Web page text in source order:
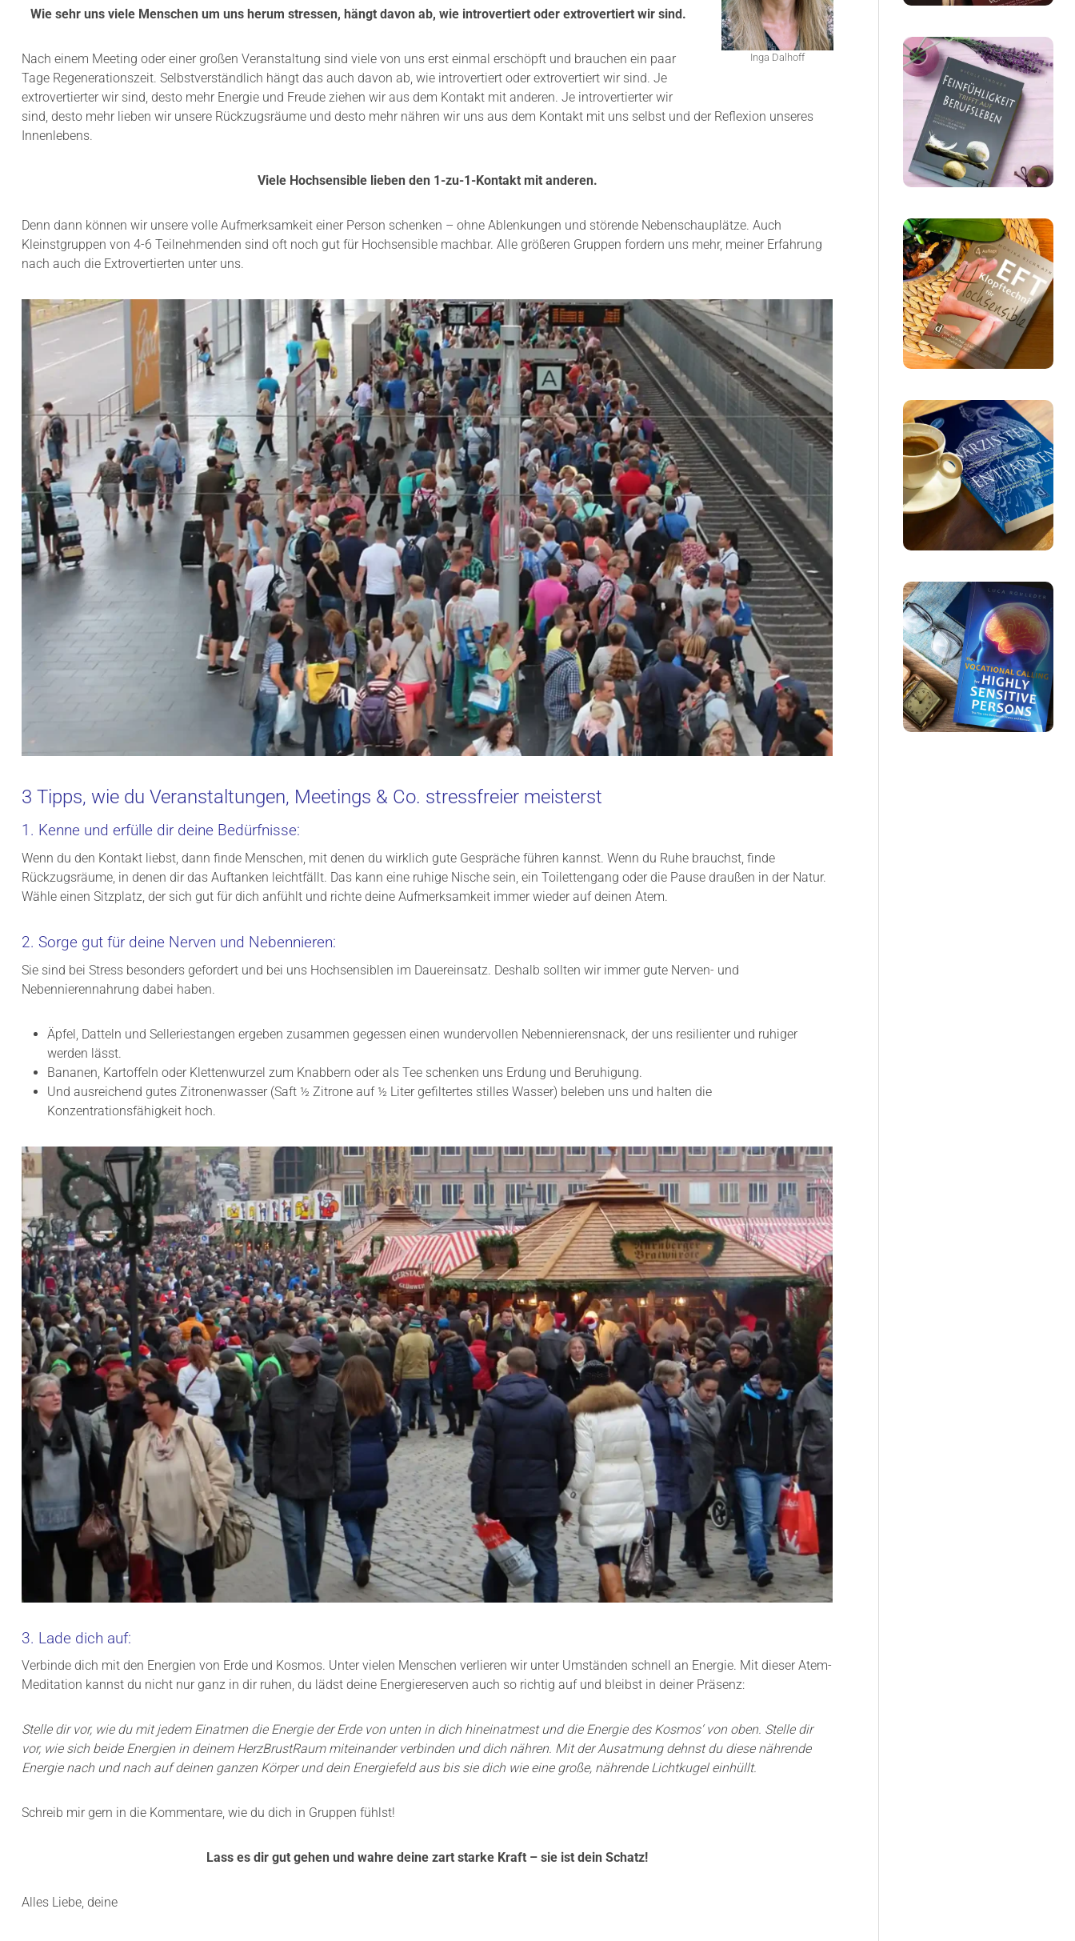
Inga Dalhoff
Wie sehr uns viele Menschen um uns herum stressen, hängt davon ab, wie introvertiert oder extrovertiert wir sind.
Nach einem Meeting oder einer großen Veranstaltung sind viele von uns erst einmal erschöpft und brauchen ein paar
Tage Regenerationszeit. Selbstverständlich hängt das auch davon ab, wie introvertiert oder extrovertiert wir sind. Je
extrovertierter wir sind, desto mehr Energie und Freude ziehen wir aus dem Kontakt mit anderen. Je introvertierter wir
sind, desto mehr lieben wir unsere Rückzugsräume und desto mehr nähren wir uns aus dem Kontakt mit uns selbst und der Reflexion unseres
Innenlebens.
Viele Hochsensible lieben den 1-zu-1-Kontakt mit anderen.
Denn dann können wir unsere volle Aufmerksamkeit einer Person schenken – ohne Ablenkungen und störende Nebenschauplätze. Auch
Kleinstgruppen von 4-6 Teilnehmenden sind oft noch gut für Hochsensible machbar. Alle größeren Gruppen fordern uns mehr, meiner Erfahrung
nach auch die Extrovertierten unter uns.
3 Tipps, wie du Veranstaltungen, Meetings & Co. stressfreier meisterst
1. Kenne und erfülle dir deine Bedürfnisse:
Wenn du den Kontakt liebst, dann finde Menschen, mit denen du wirklich gute Gespräche führen kannst. Wenn du Ruhe brauchst, finde
Rückzugsräume, in denen dir das Auftanken leichtfällt. Das kann eine ruhige Nische sein, ein Toilettengang oder die Pause draußen in der Natur.
Wähle einen Sitzplatz, der sich gut für dich anfühlt und richte deine Aufmerksamkeit immer wieder auf deinen Atem.
2. Sorge gut für deine Nerven und Nebennieren:
Sie sind bei Stress besonders gefordert und bei uns Hochsensiblen im Dauereinsatz. Deshalb sollten wir immer gute Nerven- und
Nebennierennahrung dabei haben.
Äpfel, Datteln und Selleriestangen ergeben zusammen gegessen einen wundervollen Nebennierensnack, der uns resilienter und ruhiger
werden lässt.
Bananen, Kartoffeln oder Klettenwurzel zum Knabbern oder als Tee schenken uns Erdung und Beruhigung.
Und ausreichend gutes Zitronenwasser (Saft ½ Zitrone auf ½ Liter gefiltertes stilles Wasser) beleben uns und halten die
Konzentrationsfähigkeit hoch.
3. Lade dich auf:
Verbinde dich mit den Energien von Erde und Kosmos. Unter vielen Menschen verlieren wir unter Umständen schnell an Energie. Mit dieser Atem-
Meditation kannst du nicht nur ganz in dir ruhen, du lädst deine Energiereserven auch so richtig auf und bleibst in deiner Präsenz:
Stelle dir vor, wie du mit jedem Einatmen die Energie der Erde von unten in dich hineinatmest und die Energie des Kosmos‘ von oben. Stelle dir
vor, wie sich beide Energien in deinem HerzBrustRaum miteinander verbinden und dich nähren. Mit der Ausatmung dehnst du diese nährende
Energie nach und nach auf deinen ganzen Körper und dein Energiefeld aus bis sie dich wie eine große, nährende Lichtkugel einhüllt.
Schreib mir gern in die Kommentare, wie du dich in Gruppen fühlst!
Lass es dir gut gehen und wahre deine zart starke Kraft – sie ist dein Schatz!
Alles Liebe, deine